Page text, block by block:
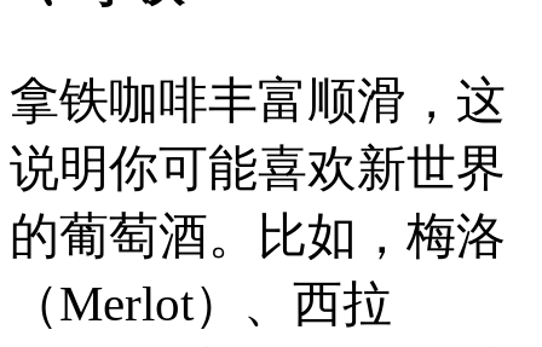
拿铁咖啡丰富顺滑，这
说明你可能喜欢新世界
的葡萄酒。比如，梅洛
（Merlot）、西拉